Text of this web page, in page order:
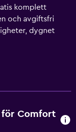
komplett
och avgiftsfri
dygnet
Inn & Suites
i Lexington
och wi-fi.
för Comfort